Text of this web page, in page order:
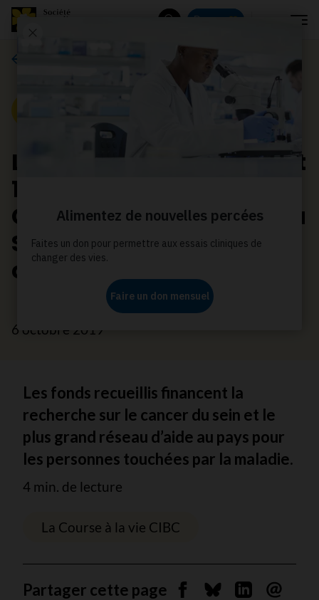
Donnez
Communiqués de presse
Les Canadiens amassent
17 M$ à l’occasion de la
Course à la vie CIBC de la
Société canadienne du
cancer
6 octobre 2019
Les fonds recueillis financent la
recherche sur le cancer du sein et le
plus grand réseau d’aide au pays pour
les personnes touchées par la maladie.
4 min. de lecture
La Course à la vie CIBC
Partager cette page Partager sur Facebook
Partager sur
Partager sur